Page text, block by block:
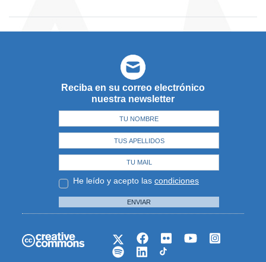
Reciba en su correo electrónico
nuestra newsletter
He leído y acepto las condiciones
ENVIAR